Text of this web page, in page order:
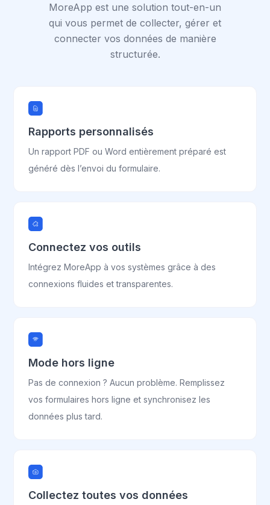
MoreApp est une solution tout-en-un
qui vous permet de collecter, gérer et
connecter vos données de manière
structurée.
Rapports personnalisés
Un rapport PDF ou Word entièrement préparé est
généré dès l’envoi du formulaire.
Connectez vos outils
Intégrez MoreApp à vos systèmes grâce à des
connexions fluides et transparentes.
Mode hors ligne
Pas de connexion ? Aucun problème. Remplissez
vos formulaires hors ligne et synchronisez les
données plus tard.
Collectez toutes vos données